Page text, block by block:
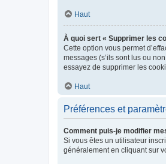
Haut
À quoi sert « Supprimer les
Cette option vous permet
messages (s’ils sont lus ou
essayez de supprimer les
Haut
Préférences et
Comment puis-je modifier
Si vous êtes un utilisateur
généralement en cliquant sur